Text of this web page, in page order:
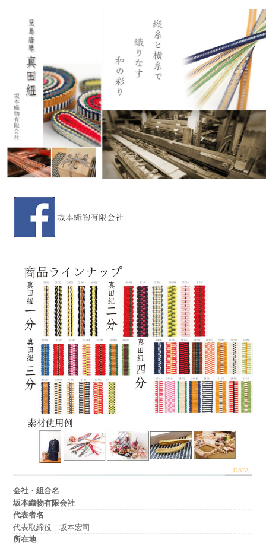
会社・組合名
坂本織物有限会社
代表者名
代表取締役 坂本宏司
所在地